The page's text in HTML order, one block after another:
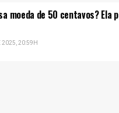
moeda de 50 centavos? Ela
2025, 20:59H